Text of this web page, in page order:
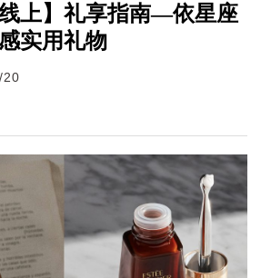
线上】礼享指南—依星座
实用礼物
20